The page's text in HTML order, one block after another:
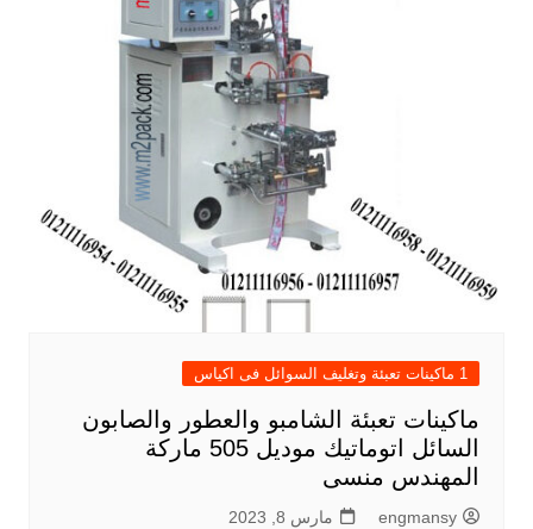
1 ماكينات تعبئة وتغليف السوائل فى اكياس
ماكينات تعبئة الشامبو والعطور والصابون
السائل اتوماتيك موديل 505 ماركة
المهندس منسى
engmansy مارس 8, 2023